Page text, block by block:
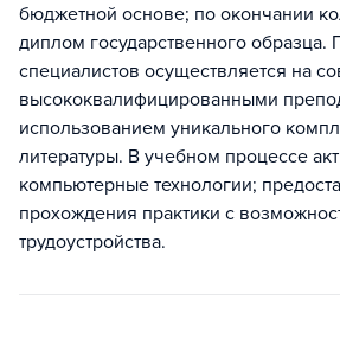
бюджетной основе; по окончании
диплом государственного образца.
специалистов осуществляется на
высококвалифицированными
использованием уникального
литературы. В учебном процессе
компьютерные технологии;
прохождения практики с
трудоустройства.